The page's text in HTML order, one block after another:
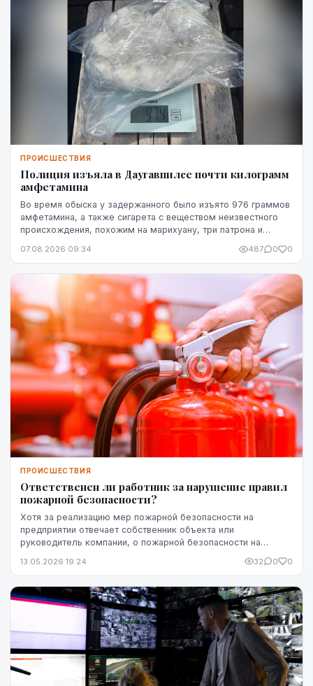
ПРОИСШЕСТВИЯ
Полиция изъяла в Даугавпилсе почти килограмм
амфетамина
Во время обыска у задержанного было изъято 976 граммов
амфетамина, а также сигарета с веществом неизвестного
происхождения, похожим на марихуану, три патрона и
07.08.2026 09:34 487 0 0
ПРОИСШЕСТВИЯ
Ответственен ли работник за нарушение правил
пожарной безопасности?
Хотя за реализацию мер пожарной безопасности на
предприятии отвечает собственник объекта или
руководитель компании, о пожарной безопасности на
работников ...
13.05.2026 19:24 32 0 0